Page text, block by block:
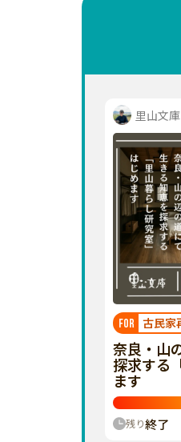
里山文
FOR 古民家
奈良・山
探求する
ます
残り終了